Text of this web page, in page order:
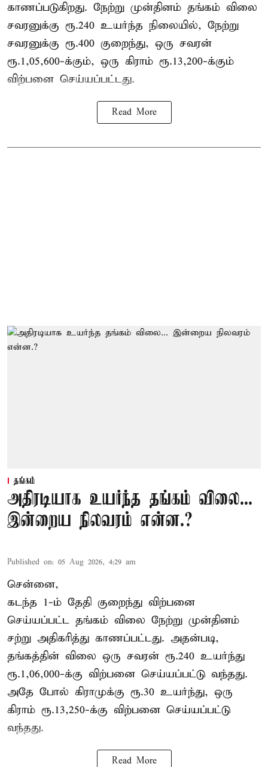
காணப்படுகிறது. நேற்று முன்தினம் தங்கம் விலை
சவரனுக்கு ரூ.240 உயர்ந்த நிலையில், நேற்று
சவரனுக்கு ரூ.400 குறைந்து, ஒரு சவரன்
ரூ.1,05,600-க்கும், ஒரு கிராம் ரூ.13,200-க்கும்
விற்பனை செய்யப்பட்டது.
Read More
தங்கம்
அதிரடியாக உயர்ந்த தங்கம் விலை...
இன்றைய நிலவரம் என்ன.?
Published on: 05 Aug 2026, 4:29 am
சென்னை,
கடந்த 1-ம் தேதி குறைந்து விற்பனை
செய்யப்பட்ட தங்கம் விலை நேற்று முன்தினம்
சற்று அதிகரித்து காணப்பட்டது. அதன்படி,
தங்கத்தின் விலை ஒரு சவரன் ரூ.240 உயர்ந்து
ரூ.1,06,000-க்கு விற்பனை செய்யப்பட்டு வந்தது.
அதே போல் கிராமுக்கு ரூ.30 உயர்ந்து, ஒரு
கிராம் ரூ.13,250-க்கு விற்பனை செய்யப்பட்டு
வந்தது.
Read More